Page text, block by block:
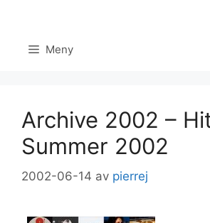
innehåll Meny
Archive 2002 –
Summer 2002
2002-06-14 av pierrej